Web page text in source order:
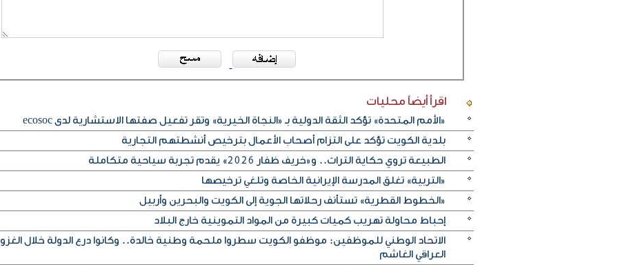
اقرأ أيضاً محليات
«الأمم المتحدة» تؤكد الثقة الدولية بـ «النجاة الخيرية» وتقر تفعيل صفتها الاستشارية لدى ecosoc
بلدية الكويت تؤكد على التزام أصحاب الأعمال بترخيص أنشطتهم التجارية
الطبيعة تروي حكاية التراث.. و«خريف ظفار 2026» يقدم تجربة سياحية متكاملة
«التربية» تغلق المدرسة الإيرانية الخاصة وتلغي ترخيصها
«الخطوط القطرية» تستأنف رحلاتها الجوية إلى الكويت والبحرين وأربيل
إحباط محاولة تهريب كميات كبيرة من المواد التموينية خارج البلاد
الاتحاد الوطني للموظفين: موظفو الكويت سطروا ملحمة وطنية خالدة.. وكانوا درع الدولة خلال الغزو
العراقي الغاشم